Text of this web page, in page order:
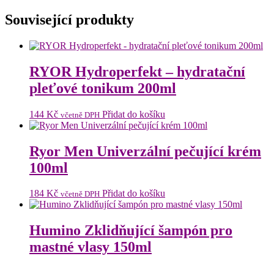
Související produkty
RYOR Hydroperfekt – hydratační
pleťové tonikum 200ml
144 Kč včetně DPH Přidat do košíku
Ryor Men Univerzální pečující krém
100ml
184 Kč včetně DPH Přidat do košíku
Humino Zklidňující šampón pro
mastné vlasy 150ml